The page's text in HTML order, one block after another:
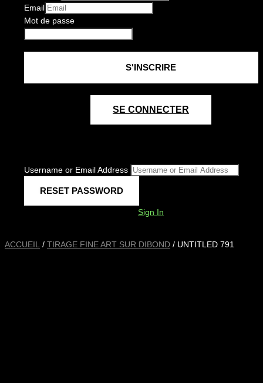
Email
Mot de passe
SE CONNECTER
Username or Email Address
Sign In
ACCUEIL / TIRAGE FINE ART SUR DIBOND / UNTITLED 791